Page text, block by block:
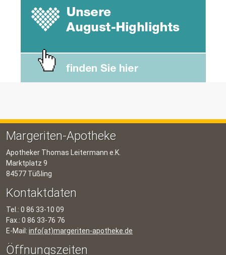
Margeriten-Apotheke
Apotheker Thomas Leitermann e.K.
Marktplatz 9
84577 Tüßling
Kontaktdaten
Tel.: 0 86 33-10 09
Fax.: 0 86 33-76 76
E-Mail: info(at)margeriten-apotheke.de
Öffnungszeiten